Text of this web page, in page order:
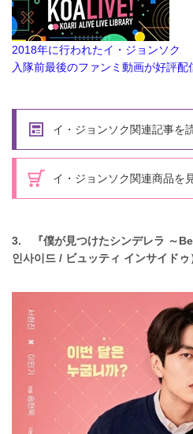
2018年に行われたイ・ジョンソク
入隊前最後のファンミ動画が好評配
イ・ジョンソク関連記事を
イ・ジョンソク関連商品を
3. 『僕が見つけたシンデレラ ～
인사이드 / ビュッティ インサイドゥ